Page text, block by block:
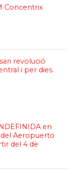
Concentrix
revolució
i per dies.
en
Aeropuerto
del 4 de